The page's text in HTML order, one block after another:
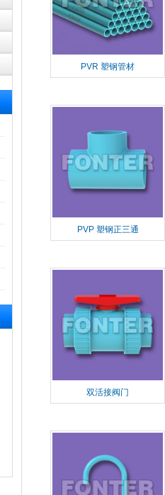
PVR 塑钢管材
PVP 塑钢正三通
双活接阀门